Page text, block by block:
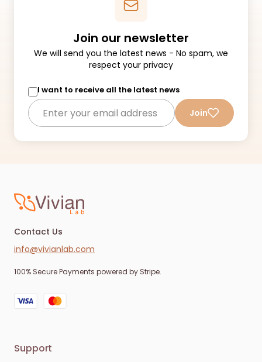
Join our newsletter
We will send you the latest news - No spam, we
respect your privacy
I want to receive all the latest news
Join
Contact Us
info@vivianlab.com
100% Secure Payments powered by Stripe.
Support